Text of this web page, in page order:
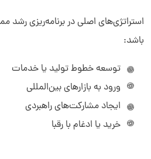
استراتژی‌های اصلی در برنامه‌ریزی رشد
باشد:
توسعه خطوط تولید یا خدمات
ورود به بازارهای بین‌المللی
ایجاد مشارکت‌های راهبردی
خرید یا ادغام با رقبا